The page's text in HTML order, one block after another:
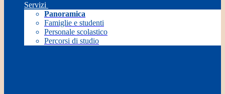
Servizi
Panoramica
Famiglie e studenti
Personale scolastico
Percorsi di studio